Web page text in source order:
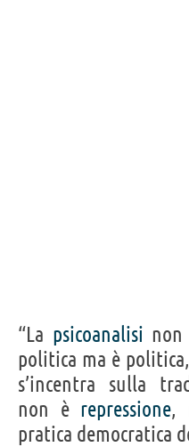
“La psicoanalisi
politica ma è
s’incentra sulla
non è repressione,
pratica democratica